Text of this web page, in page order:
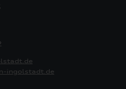
ingolstadt.de